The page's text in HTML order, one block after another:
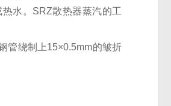
水。SRZ散热器蒸汽的工
管绕制上15×0.5mm的皱折